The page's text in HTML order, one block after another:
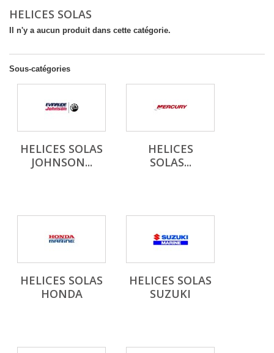
HELICES SOLAS
Il n'y a aucun produit dans cette catégorie.
Sous-catégories
HELICES SOLAS
JOHNSON...
HELICES
SOLAS...
HELICES SOLAS
HONDA
HELICES SOLAS
SUZUKI